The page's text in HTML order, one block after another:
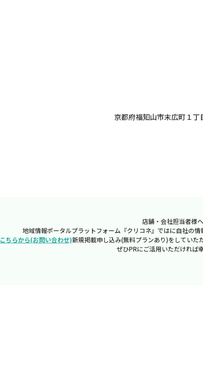
京都府福知山市末広町１丁
店舗・会社担当者様へ
地域情報ポータルプラットフォーム『クリコネ』ではに自社の情
こちらから(お問い合わせ)新規掲載申し込み(無料プランあり)をしていた
ぜひPRにご活用いただければ幸